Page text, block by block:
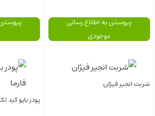
پیوستن به اطلاع رسانی
موجودی
شربت انجیر فیژان
پودر بایو کید